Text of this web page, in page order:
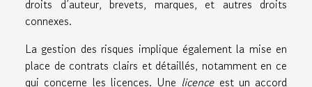
droits d’auteur, brevets, marques, et autres droits
connexes.
La gestion des risques implique également la mise en
place de contrats clairs et détaillés, notamment en ce
qui concerne les licences. Une licenceest un accord